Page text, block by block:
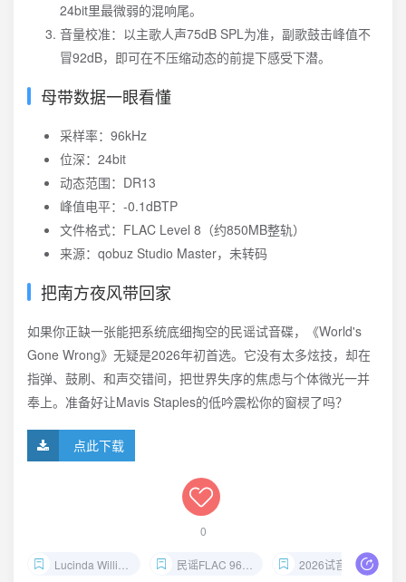
24bit里最微弱的混响尾。
音量校准：以主歌人声75dB SPL为准，副歌鼓击峰值不
冒92dB，即可在不压缩动态的前提下感受下潜。
母带数据一眼看懂
采样率：96kHz
位深：24bit
动态范围：DR13
峰值电平：-0.1dBTP
文件格式：FLAC Level 8（约850MB整轨）
来源：qobuz Studio Master，未转码
把南方夜风带回家
如果你正缺一张能把系统底细掏空的民谣试音碟，《World's
Gone Wrong》无疑是2026年初首选。它没有太多炫技，却在
指弹、鼓刷、和声交错间，把世界失序的焦虑与个体微光一并
奉上。准备好让Mavis Staples的低吟震松你的窗棂了吗？
点此下载
0
Lucinda Williams Hi-Res下载 民谣FLAC 96kHz 24bit 2026试音碟推荐